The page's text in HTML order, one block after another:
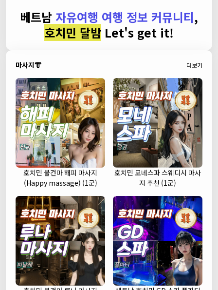
베트남 자유여행 여행 정보 커뮤니티,
호치민 달밤 Let's get it!
마사지👘 더보기
호치민 불건마 해피 마사지
(Happy massage) (1군)
호치민 모네스파 스웨디시 마사
지 추천 (1군)